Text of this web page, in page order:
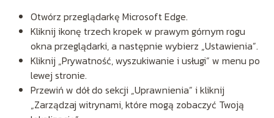
Otwórz przeglądarkę Microsoft Edge.
Kliknij ikonę trzech kropek w prawym górnym rogu
okna przeglądarki, a następnie wybierz „Ustawienia”.
Kliknij „Prywatność, wyszukiwanie i usługi” w menu po
lewej stronie.
Przewiń w dół do sekcji „Uprawnienia” i kliknij
„Zarządzaj witrynami, które mogą zobaczyć Twoją